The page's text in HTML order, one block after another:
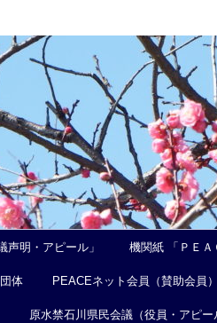
声明・アピール」 機関紙 「ＰＥＡ
体 PEACEネット会員（賛助会員
原水禁石川県民会議（役員・アピー